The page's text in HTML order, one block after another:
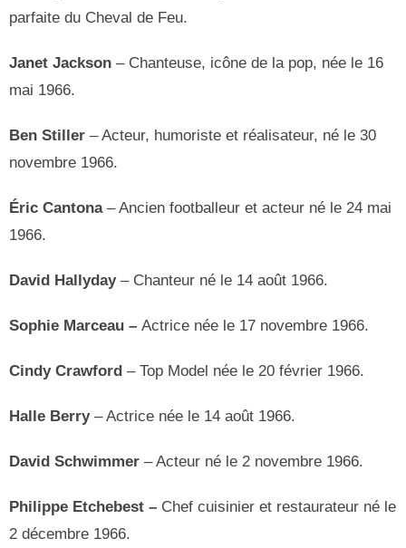
parfaite du Cheval de Feu.
Janet Jackson – Chanteuse, icône de la pop, née le 16
mai 1966.
Ben Stiller – Acteur, humoriste et réalisateur, né le 30
novembre 1966.
Éric Cantona– Ancien footballeur et acteur né le 24 mai
1966.
David Hallyday– Chanteur né le 14 août 1966.
Sophie Marceau – Actrice née le 17 novembre 1966.
Cindy Crawford – Top Model née le 20 février 1966.
Halle Berry– Actrice née le 14 août 1966.
David Schwimmer – Acteur né le 2 novembre 1966.
Philippe Etchebest – Chef cuisinier et restaurateur né le
2 décembre 1966.